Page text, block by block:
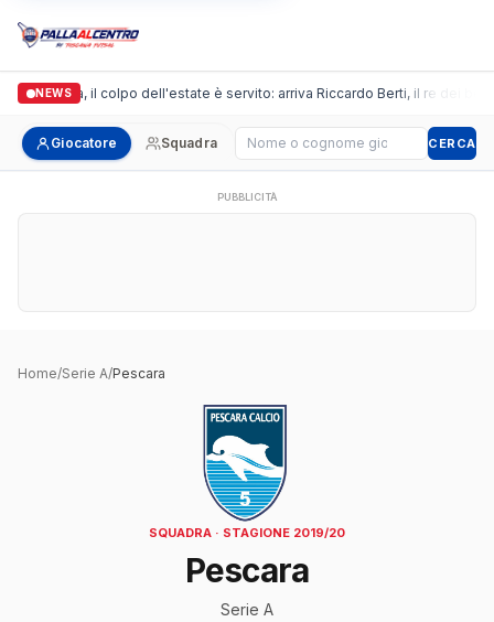
NEWS
Arpi Nova, il colpo dell'estate è servito: arriva Riccardo Berti, il re dei
Giocatore Squadra Cerca giocatore CERCA
PUBBLICITÀ
Home/Serie A/Pescara
SQUADRA · STAGIONE 2019/20
Pescara
Serie A